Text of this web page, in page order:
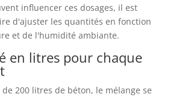
influencer ces dosages, il est
d'ajuster les quantités en fonction
et de l'humidité ambiante.
en litres pour chaque
200 litres de béton, le mélange se